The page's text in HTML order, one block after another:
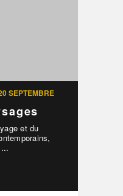
SEPTEMBRE
et du